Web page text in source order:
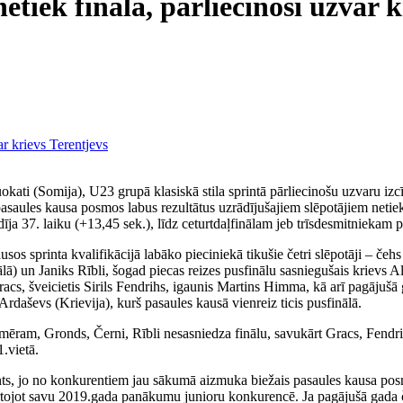
finālā, pārliecinoši uzvar
(Somija), U23 grupā klasiskā stila sprintā pārliecinošu uzvaru
kausa posmos labus rezultātus uzrādījušajiem slēpotājiem
37. laiku (+13,45 sek.), līdz ceturtdaļfinālam jeb trīsdesmitniekam
sprinta kvalifikācijā labāko pieciniekā tikušie četri slēpotāji –
un Janiks Rībli, šogad piecas reizes pusfinālu sasniegušais krievs
šveicietis Sirils Fendrihs, igaunis Martins Himma, kā arī
(Krievija), kurš pasaules kausā vienreiz ticis pusfinālā.
Gronds, Černi, Rībli nesasniedza finālu, savukārt Gracs,
jo no konkurentiem jau sākumā aizmuka biežais pasaules kausa
savu 2019.gada panākumu junioru konkurencē. Ja pagājušā